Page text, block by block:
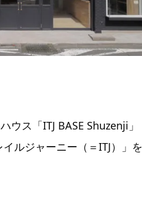
ス「ITJ BASE Shuzenji」
ルジャーニー（＝ITJ）」を